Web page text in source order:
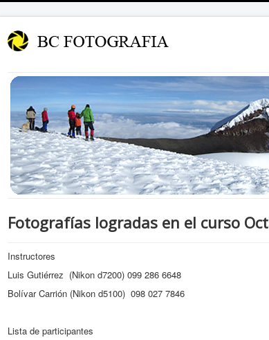
Fotografías logradas en el curso
Instructores
Luis Gutiérrez (Nikon d7200) 099 286 6648
Bolívar Carrión (Nikon d5100) 098 027 7846
Lista de participantes